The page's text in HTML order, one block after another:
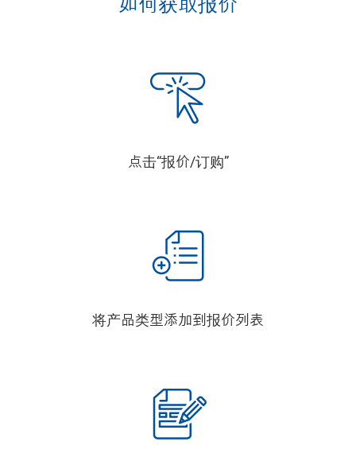
点击“报价/订购”
将产品类型添加到报价列表